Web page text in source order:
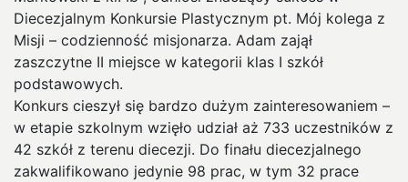
Diecezjalnym Konkursie Plastycznym pt. Mój kolega z
Misji – codzienność misjonarza. Adam zajął
zaszczytne II miejsce w kategorii klas I szkół
podstawowych.
Konkurs cieszył się bardzo dużym zainteresowaniem –
w etapie szkolnym wzięło udział aż 733 uczestników z
42 szkół z terenu diecezji. Do finału diecezjalnego
zakwalifikowano jedynie 98 prac, w tym 32 prace